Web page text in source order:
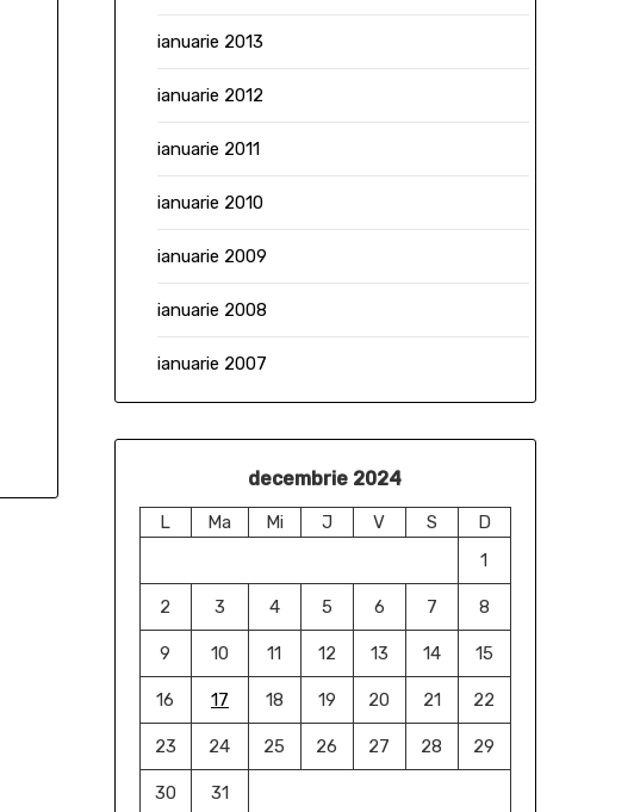
ianuarie 2013
ianuarie 2012
ianuarie 2011
ianuarie 2010
ianuarie 2009
ianuarie 2008
ianuarie 2007
decembrie 2024
L Ma Mi J V S
D
1
2 3 4 5 6 7 8
9 10 11 12 13 14 15
16 17 18 19 20 21 22
23 24 25 26 27 28 29
30 31